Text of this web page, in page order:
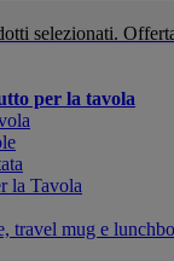
selezionati.
per la tavola
la Tavola
travel mug e